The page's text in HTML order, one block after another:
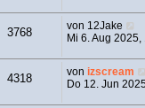
3768 von 12Jake
Mi 6. Aug 2025,
4318 von izscream
Do 12. Jun